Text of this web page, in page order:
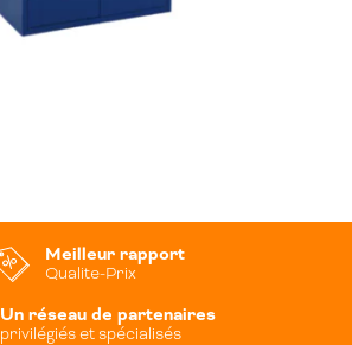
Meilleur rapport
Qualite-Prix
Un réseau de partenaires
privilégiés et spécialisés